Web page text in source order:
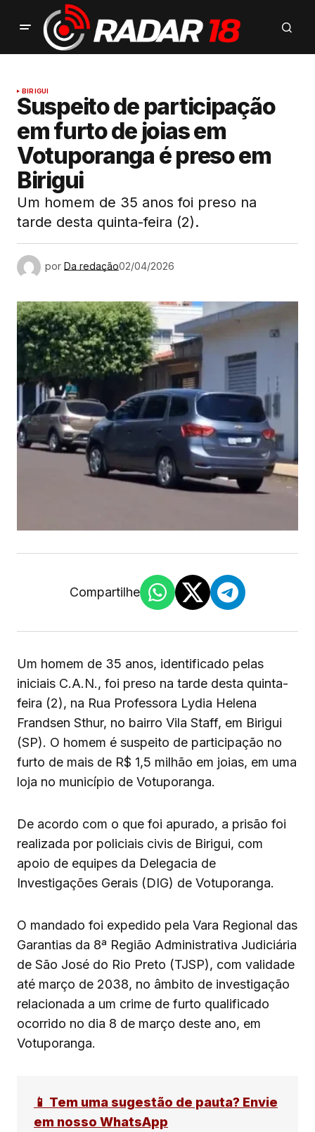
BIRIGUI
Suspeito de participação
em furto de joias em
Votuporanga é preso em
Birigui
Um homem de 35 anos foi preso na
tarde desta quinta-feira (2).
por Da redação02/04/2026
Compartilhe
Um homem de 35 anos, identificado pelas
iniciais C.A.N., foi preso na tarde desta quinta-
feira (2), na Rua Professora Lydia Helena
Frandsen Sthur, no bairro Vila Staff, em Birigui
(SP). O homem é suspeito de participação no
furto de mais de R$ 1,5 milhão em joias, em uma
loja no município de Votuporanga.
De acordo com o que foi apurado, a prisão foi
realizada por policiais civis de Birigui, com
apoio de equipes da Delegacia de
Investigações Gerais (DIG) de Votuporanga.
O mandado foi expedido pela Vara Regional das
Garantias da 8ª Região Administrativa Judiciária
de São José do Rio Preto (TJSP), com validade
até março de 2038, no âmbito de investigação
relacionada a um crime de furto qualificado
ocorrido no dia 8 de março deste ano, em
Votuporanga.
📱 Tem uma sugestão de pauta? Envie
em nosso WhatsApp